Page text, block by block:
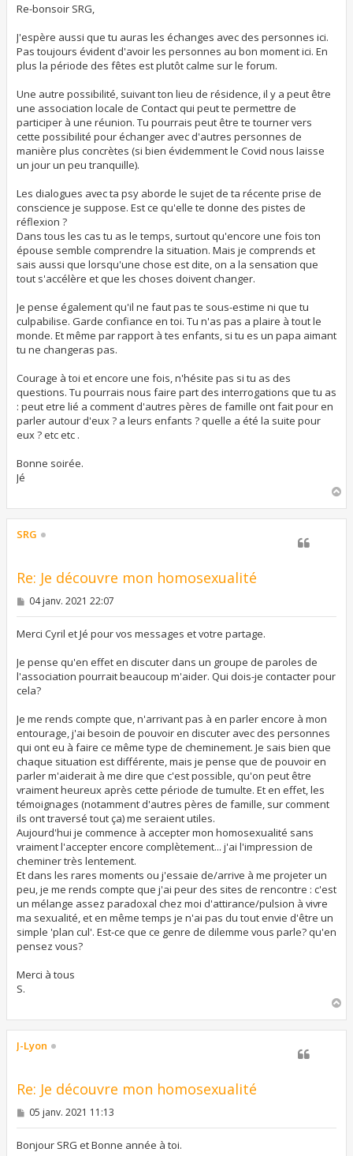
s
e
Re-bonsoir SRG,
J'espère aussi que tu auras les échanges avec des personnes ici.
Pas toujours évident d'avoir les personnes au bon moment ici. En
plus la période des fêtes est plutôt calme sur le forum.
Une autre possibilité, suivant ton lieu de résidence, il y a peut être
une association locale de Contact qui peut te permettre de
participer à une réunion. Tu pourrais peut être te tourner vers
cette possibilité pour échanger avec d'autres personnes de
manière plus concrètes (si bien évidemment le Covid nous laisse
un jour un peu tranquille).
Les dialogues avec ta psy aborde le sujet de ta récente prise de
conscience je suppose. Est ce qu'elle te donne des pistes de
réflexion ?
Dans tous les cas tu as le temps, surtout qu'encore une fois ton
épouse semble comprendre la situation. Mais je comprends et
sais aussi que lorsqu'une chose est dite, on a la sensation que
tout s'accélère et que les choses doivent changer.
Je pense également qu'il ne faut pas te sous-estime ni que tu
culpabilise. Garde confiance en toi. Tu n'as pas a plaire à tout le
monde. Et même par rapport à tes enfants, si tu es un papa aimant
tu ne changeras pas.
Courage à toi et encore une fois, n'hésite pas si tu as des
questions. Tu pourrais nous faire part des interrogations que tu as
: peut etre lié a comment d'autres pères de famille ont fait pour en
parler autour d'eux ? a leurs enfants ? quelle a été la suite pour
eux ? etc etc .
Bonne soirée.
Jé
u
SRG
Re: Je découvre mon homosexualité
M
s
e
04 janv. 2021 22:07
Merci Cyril et Jé pour vos messages et votre partage.
Je pense qu'en effet en discuter dans un groupe de paroles de
l'association pourrait beaucoup m'aider. Qui dois-je contacter pour
cela?
Je me rends compte que, n'arrivant pas à en parler encore à mon
entourage, j'ai besoin de pouvoir en discuter avec des personnes
qui ont eu à faire ce même type de cheminement. Je sais bien que
chaque situation est différente, mais je pense que de pouvoir en
parler m'aiderait à me dire que c'est possible, qu'on peut être
vraiment heureux après cette période de tumulte. Et en effet, les
témoignages (notamment d'autres pères de famille, sur comment
ils ont traversé tout ça) me seraient utiles.
Aujourd'hui je commence à accepter mon homosexualité sans
vraiment l'accepter encore complètement... j'ai l'impression de
cheminer très lentement.
Et dans les rares moments ou j'essaie de/arrive à me projeter un
peu, je me rends compte que j'ai peur des sites de rencontre : c'est
un mélange assez paradoxal chez moi d'attirance/pulsion à vivre
ma sexualité, et en même temps je n'ai pas du tout envie d'être un
simple 'plan cul'. Est-ce que ce genre de dilemme vous parle? qu'en
pensez vous?
Merci à tous
S.
u
J-Lyon
Re: Je découvre mon homosexualité
M
s
05 janv. 2021 11:13
Bonjour SRG et Bonne année à toi.